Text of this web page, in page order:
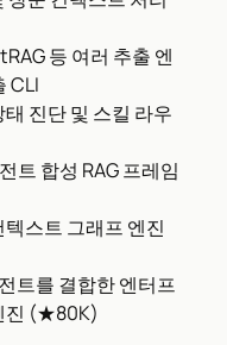
등 여러 추출 엔
CLI
진단 및 스킬 라우
트 합성 RAG 프레임
스트 그래프 엔진
트를 결합한 엔터프
진 (★80K)